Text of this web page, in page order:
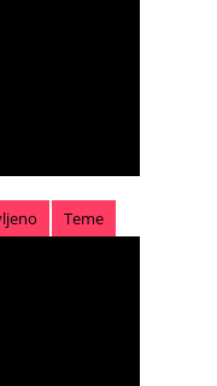
Teme